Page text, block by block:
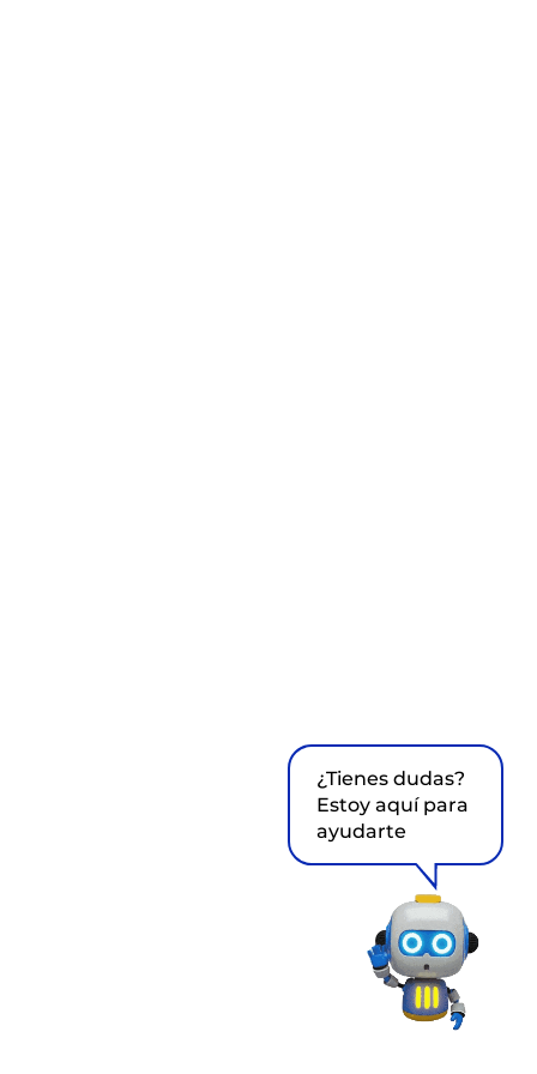
¿Tienes dudas?
Estoy aquí para
ayudarte